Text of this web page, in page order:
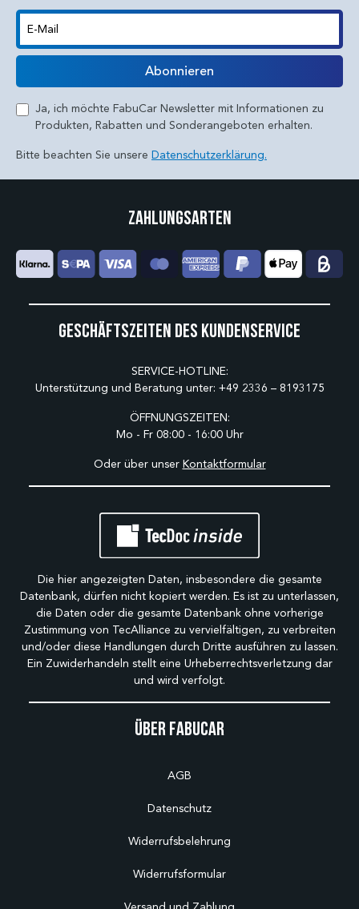
E-Mail
Abonnieren
Ja, ich möchte FabuCar Newsletter mit Informationen zu
Produkten, Rabatten und Sonderangeboten erhalten.
Bitte beachten Sie unsere Datenschutzerklärung.
Über Fabucar
AGB
Datenschutz
Widerrufsbelehrung
Widerrufsformular
Geschäftszeiten des Kundenservice
SERVICE-HOTLINE:
Unterstützung und Beratung unter: +49 2336 – 8193175
ÖFFNUNGSZEITEN:
Mo - Fr 08:00 - 16:00 Uhr
Oder über unser Kontaktformular
Zahlungsarten
Die hier angezeigten Daten, insbesondere die gesamte
Datenbank, dürfen nicht kopiert werden. Es ist zu unterlassen,
die Daten oder die gesamte Datenbank ohne vorherige
Zustimmung von TecAlliance zu vervielfältigen, zu verbreiten
und/oder diese Handlungen durch Dritte ausführen zu lassen.
Ein Zuwiderhandeln stellt eine Urheberrechtsverletzung dar
und wird verfolgt.